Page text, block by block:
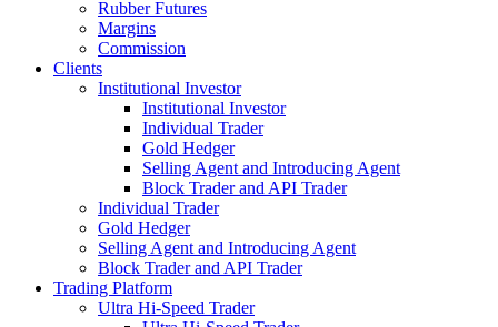
Rubber Futures
Margins
Commission
Clients
Institutional Investor
Institutional Investor
Individual Trader
Gold Hedger
Selling Agent and Introducing Agent
Block Trader and API Trader
Individual Trader
Gold Hedger
Selling Agent and Introducing Agent
Block Trader and API Trader
Trading Platform
Ultra Hi-Speed Trader